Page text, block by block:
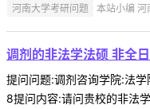
河南大学考研问题 本站小编
调剂的非法学法硕 非全
提问问题:调剂咨询学院:法
8提问内容:请问贵校的非法